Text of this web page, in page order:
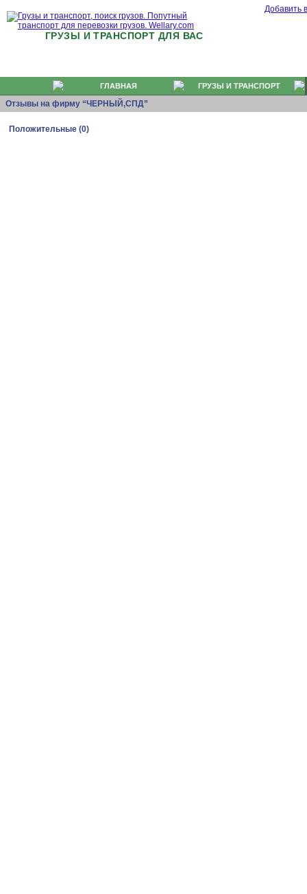
ГРУЗЫ И ТРАНСПОРТ ДЛЯ ВАС
Добавить
ГЛАВНАЯ ГРУЗЫ И ТРАНСПОРТ
Отзывы на фирму “ЧЕРНЫЙ,СПД”
Положительные (0)